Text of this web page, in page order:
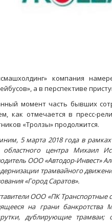
компания
а в перспективе
момент часть бывших
как отмечается в пресс-
«Тролзы» продолжится.
5 марта 2018 года в
областного центра Михаил
ООО «Автодор-Инвест»
трамвайного
«Город Саратов».
ООО «ПК Транспортные
на грани банкротства
дублирующие трамваи;